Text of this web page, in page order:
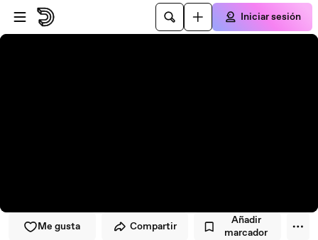
Saltar al reproductor
Saltar al contenido principal
Iniciar sesión
Me gusta Compartir
Añadir
marcador